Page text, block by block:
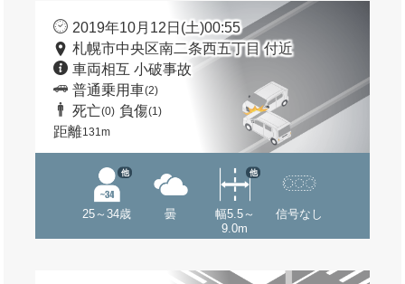
2019年10月12日(土)00:55
札幌市中央区南二条西五丁目 付近
車両相互 小破事故
普通乗用車(2)
死亡(0) 負傷(1)
距離131m
25～34歳
他
曇
幅5.5～
9.0m
他
信号なし